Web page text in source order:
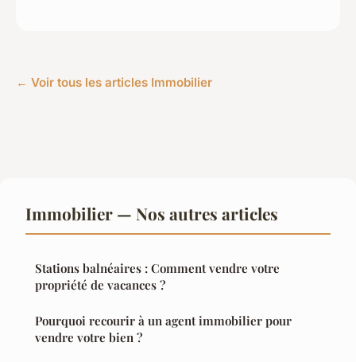
← Voir tous les articles Immobilier
Immobilier — Nos autres articles
Stations balnéaires : Comment vendre votre
propriété de vacances ?
Pourquoi recourir à un agent immobilier pour
vendre votre bien ?